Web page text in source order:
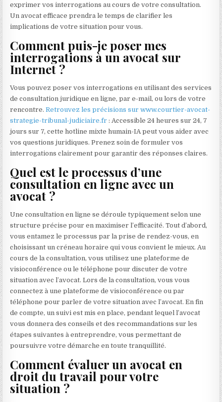
exprimer vos interrogations au cours de votre consultation.
Un avocat efficace prendra le temps de clarifier les
implications de votre situation pour vous.
Comment puis-je poser mes
interrogations à un avocat sur
Internet ?
Vous pouvez poser vos interrogations en utilisant des services
de consultation juridique en ligne, par e-mail, ou lors de votre
rencontre.Retrouvez les précisions sur www.courtier-avocat-
strategie-tribunal-judiciaire.fr : Accessible 24 heures sur 24, 7
jours sur 7, cette hotline mixte humain-IA peut vous aider avec
vos questions juridiques. Prenez soin de formuler vos
interrogations clairement pour garantir des réponses claires.
Quel est le processus d’une
consultation en ligne avec un
avocat ?
Une consultation en ligne se déroule typiquement selon une
structure précise pour en maximiser l’efficacité. Tout d’abord,
vous entamez le processus par la prise de rendez-vous, en
choisissant un créneau horaire qui vous convient le mieux. Au
cours de la consultation, vous utilisez une plateforme de
visioconférence ou le téléphone pour discuter de votre
situation avec l’avocat. Lors de la consultation, vous vous
connectez à une plateforme de visioconférence ou par
téléphone pour parler de votre situation avec l’avocat. En fin
de compte, un suivi est mis en place, pendant lequel l’avocat
vous donnera des conseils et des recommandations sur les
étapes suivantes à entreprendre, vous permettant de
poursuivre votre démarche en toute tranquillité.
Comment évaluer un avocat en
droit du travail pour votre
situation ?